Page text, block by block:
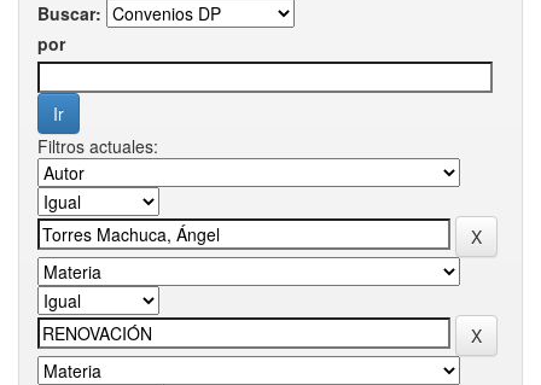
Buscar:
por
Filtros actuales: